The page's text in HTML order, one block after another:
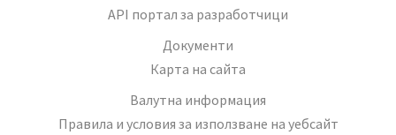
API портал за разработчици
Документи
Карта на сайта
Валутна информация
Правила и условия за използване на уебсайт